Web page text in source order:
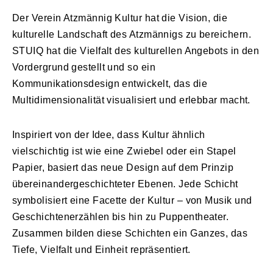
Der Verein Atzmännig Kultur hat die Vision, die
kulturelle Landschaft des Atzmännigs zu bereichern.
STUIQ hat die Vielfalt des kulturellen Angebots in den
Vordergrund gestellt und so ein
Kommunikationsdesign entwickelt, das die
Multidimensionalität visualisiert und erlebbar macht.
Inspiriert von der Idee, dass Kultur ähnlich
vielschichtig ist wie eine Zwiebel oder ein Stapel
Papier, basiert das neue Design auf dem Prinzip
übereinandergeschichteter Ebenen. Jede Schicht
symbolisiert eine Facette der Kultur – von Musik und
Geschichtenerzählen bis hin zu Puppentheater.
Zusammen bilden diese Schichten ein Ganzes, das
Tiefe, Vielfalt und Einheit repräsentiert.